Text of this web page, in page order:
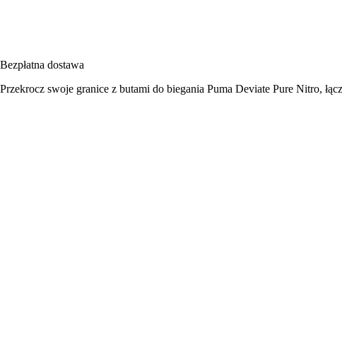
Bezpłatna dostawa
Przekrocz swoje granice z butami do biegania Puma Deviate Pure Nitro,